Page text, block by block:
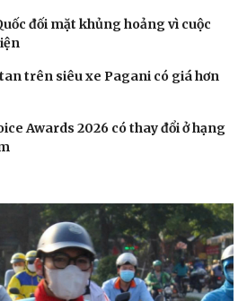
đối mặt khủng hoảng vì cuộc
trên siêu xe Pagani có giá hơn
Awards 2026 có thay đổi ở hạng